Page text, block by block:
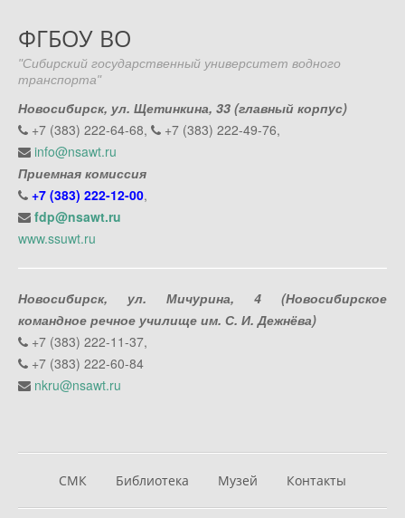
ФГБОУ ВО
"Сибирский государственный университет водного
транспорта"
Новосибирск, ул. Щетинкина, 33 (главный корпус)
+7 (383) 222-64-68,
+7 (383) 222-49-76,
info@nsawt.ru
Приемная комиссия
+7 (383) 222-12-00,
fdp@nsawt.ru
www.ssuwt.ru
Новосибирск, ул. Мичурина, 4 (Новосибирское
командное речное училище им. С. И. Дежнёва)
+7 (383) 222-11-37,
+7 (383) 222-60-84
nkru@nsawt.ru
СМК Библиотека Музей Контакты